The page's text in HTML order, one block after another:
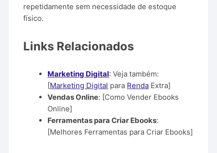
repetidamente sem necessidade de estoque
físico.
Links Relacionados
Marketing Digital: Veja também:
[Marketing Digital para Renda Extra]
Vendas Online: [Como Vender Ebooks
Online]
Ferramentas para Criar Ebooks:
[Melhores Ferramentas para Criar Ebooks]